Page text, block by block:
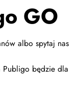
GO
albo spytaj nas
Publigo będzie dla